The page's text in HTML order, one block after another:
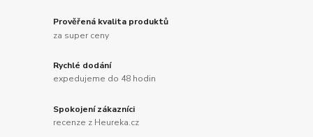
Prověřená kvalita produktů
za super ceny
Rychlé dodání
expedujeme do 48 hodin
Spokojení zákazníci
recenze z Heureka.cz